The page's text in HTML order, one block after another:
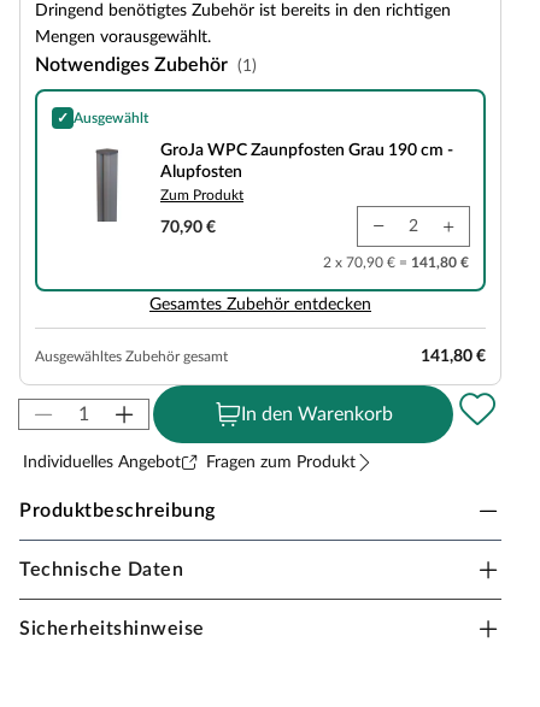
Dringend benötigtes Zubehör ist bereits in den richtigen
Mengen vorausgewählt.
Notwendiges Zubehör (1)
✓ Ausgewählt
GroJa WPC Zaunpfosten Grau 190 cm - Alupfosten
GroJa WPC Zaunpfosten Grau 190 cm -
Alupfosten
Zum Produkt
70,90 €
2 x 70,90 € = 141,80 €
Gesamtes Zubehör entdecken
Ausgewähltes Zubehör gesamt 141,80 €
In den Warenkorb
Individuelles Angebot Fragen zum Produkt
Produktbeschreibung
GroJa BPC Zaun Dunkelbraun 180x180 cm -
Steckzaun
Das Material aus Bambusfasern und Kunststoff sorgt für
Technische Daten
Sicherheitshinweise